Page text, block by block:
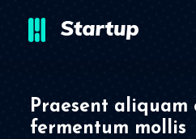
Praesent aliquam
fermentum mollis